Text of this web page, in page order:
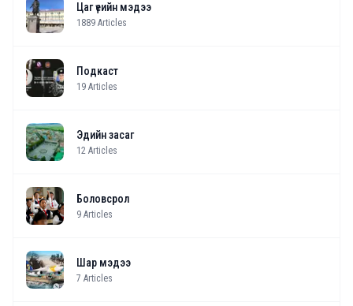
Цаг үеийн мэдээ
1889 Articles
Подкаст
19 Articles
Эдийн засаг
12 Articles
Боловсрол
9 Articles
Шар мэдээ
7 Articles